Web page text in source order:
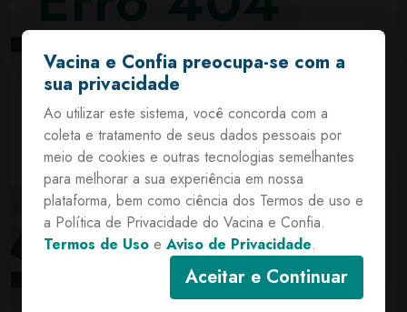
Página não encontrada
Sentimos muito, mas você tentou acessar
um endereço para uma página que não
existe ou foi removida do sistema, revise
o endereço informado e tente
novamente. Caso o problema persista,
entre em contato pelos contatos abaixo:
Vacina e Confia preocupa-se com a
sua privacidade
Ao utilizar este sistema, você concorda com a
coleta e tratamento de seus dados pessoais por
meio de cookies e outras tecnologias semelhantes
para melhorar a sua experiência em nossa
plataforma, bem como ciência dos Termos de uso e
a Política de Privacidade do Vacina e Confia.
Termos de Uso e Aviso de Privacidade.
Aceitar e Continuar
Vacina e Confia preocupa-se com a
sua privacidade
Ao utilizar este sistema, você concorda com a
coleta e tratamento de seus dados pessoais por
meio de cookies e outras tecnologias semelhantes
para melhorar a sua experiência em nossa
plataforma, bem como ciência dos Termos de uso e
a Política de Privacidade do Vacina e Confia.
Termos de Uso e Aviso de Privacidade.
Aceitar e Continuar